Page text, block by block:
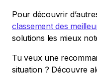
Pour découvrir
classement des
solutions les mieux
Tu veux une
situation ? Découvre